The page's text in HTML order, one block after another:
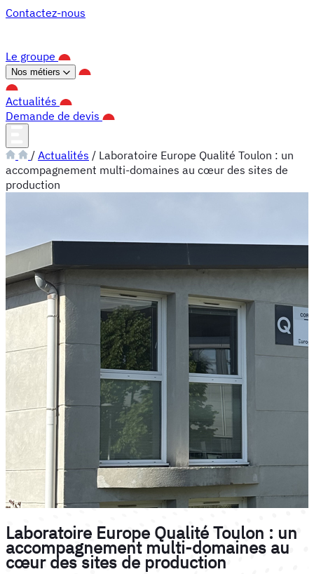
Contactez-nous
Le groupe
Nos métiers
Actualités
Demande de devis
/ Actualités / Laboratoire Europe Qualité Toulon : un
accompagnement multi-domaines au cœur des sites de
production
Laboratoire Europe Qualité Toulon : un
accompagnement multi-domaines au
cœur des sites de production
Panneau de gestion des cookies